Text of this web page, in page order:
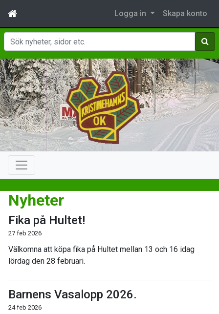
Logga in Skapa konto
Sök
Nyheter
Fika på Hultet!
27 feb 2026
Välkomna att köpa fika på Hultet mellan 13 och 16 idag
lördag den 28 februari.
Barnens Vasalopp 2026.
24 feb 2026